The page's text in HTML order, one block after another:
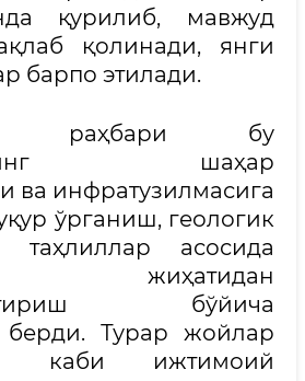
қурилиб, мавжуд
қолинади, янги
барпо этилади.
раҳбари бу
шаҳар
ва инфратузилмасига
ўрганиш, геологик
асосида
жиҳатидан
бўйича
берди. Турар жойлар
каби ижтимоий